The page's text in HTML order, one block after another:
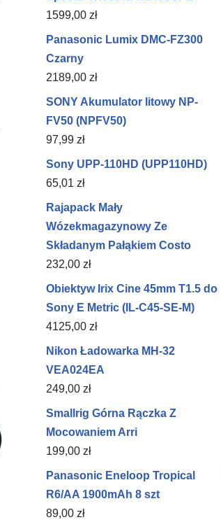
1599,00 zł
Panasonic Lumix DMC-FZ300
Czarny
2189,00 zł
SONY Akumulator litowy NP-
FV50 (NPFV50)
97,99 zł
Sony UPP-110HD (UPP110HD)
65,01 zł
Rajapack Mały
Wózekmagazynowy Ze
Składanym Pałąkiem Costo
232,00 zł
Obiektyw Irix Cine 45mm T1.5 do
Sony E Metric (IL-C45-SE-M)
4125,00 zł
Nikon Ładowarka MH-32
VEA024EA
249,00 zł
Smallrig Górna Rączka Z
Mocowaniem Arri
199,00 zł
Panasonic Eneloop Tropical
R6/AA 1900mAh 8 szt
89,00 zł